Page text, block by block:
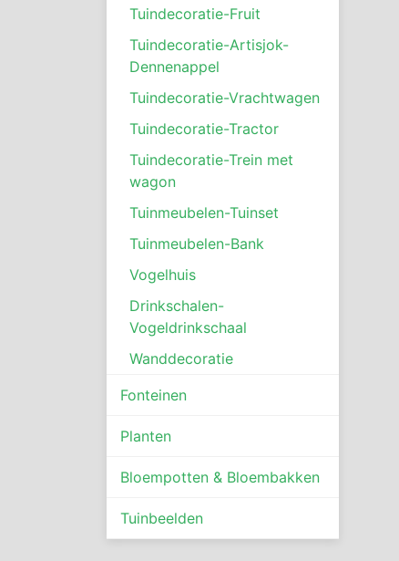
Tuindecoratie-Fruit
Tuindecoratie-Artisjok-
Dennenappel
Tuindecoratie-Vrachtwagen
Tuindecoratie-Tractor
Tuindecoratie-Trein met
wagon
Tuinmeubelen-Tuinset
Tuinmeubelen-Bank
Vogelhuis
Drinkschalen-
Vogeldrinkschaal
Wanddecoratie
Fonteinen
Planten
Bloempotten & Bloembakken
Tuinbeelden